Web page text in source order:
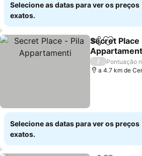
Selecione as datas para ver os preços
exatos.
Partilhar
Secret Place
Ver preços
/
Pontuação
a 4.7 km de
Selecione as datas para ver os preços
exatos.